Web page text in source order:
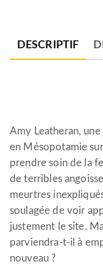
DESCRIPTIF
Amy Leatheran,
en Mésopotamie
prendre soin de la
de terribles
meurtres
soulagée de voir
justement le site.
parviendra-t-il à
nouveau ?